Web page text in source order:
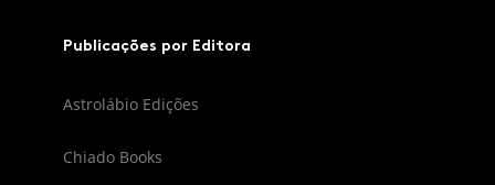
Publicações por Editora
Astrolábio Edições
Chiado Books